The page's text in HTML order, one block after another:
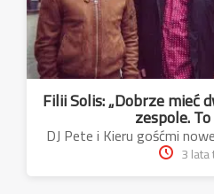
Filii Solis: „Dobrze mieć
zespole.
DJ Pete i Kieru gośćmi
3